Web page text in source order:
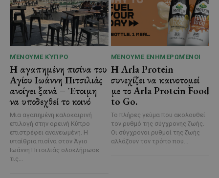
ΜΈΝΟΥΜΕ ΚΎΠΡΟ
Η αγαπημένη πισίνα του
Αγίου Ιωάννη Πιτσιλιάς
ανοίγει ξανά – Έτοιμη
να υποδεχθεί το κοινό
Μια αγαπημένη καλοκαιρινή
επιλογή στην ορεινή Κύπρο
επιστρέφει ανανεωμένη. Η
υπαίθρια πισίνα στον Άγιο
Ιωάννη Πιτσιλιάς ολοκλήρωσε
τις...
ΜΈΝΟΥΜΕ ΕΝΗΜΕΡΩΜΈΝΟΙ
Η Arla Protein
συνεχίζει να καινοτομεί
με το Arla Protein Food
to Go.
Το πλήρες γεύμα που ακολουθεί
τον ρυθμό της σύγχρονης ζωής.
Οι σύγχρονοι ρυθμοί της ζωής
αλλάζουν τον τρόπο που...